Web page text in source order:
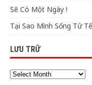
Sẽ Có Một Ngày !
Tại Sao Mình Sống Tử
LƯU TRỮ